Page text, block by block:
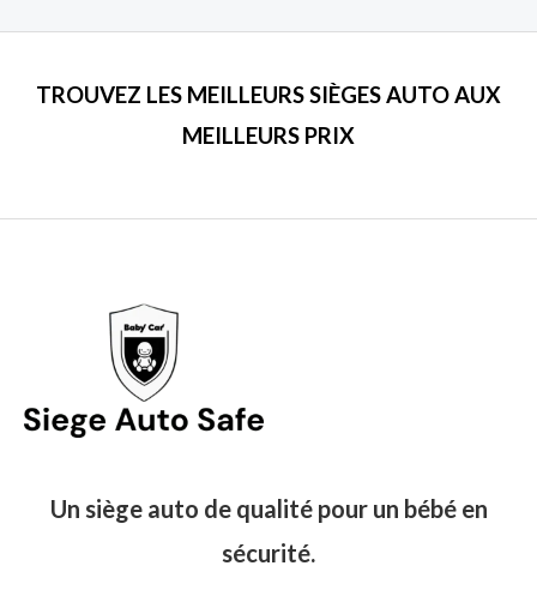
TROUVEZ LES MEILLEURS SIÈGES AUTO AUX
MEILLEURS PRIX
Un siège auto de qualité pour un bébé en
sécurité.